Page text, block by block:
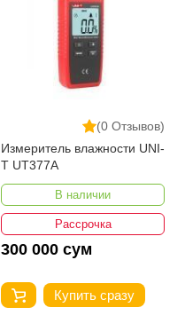
(0 Отзывов)
Измеритель влажности UNI-
T UT377A
В наличии
Рассрочка
300 000 сум
Купить сразу